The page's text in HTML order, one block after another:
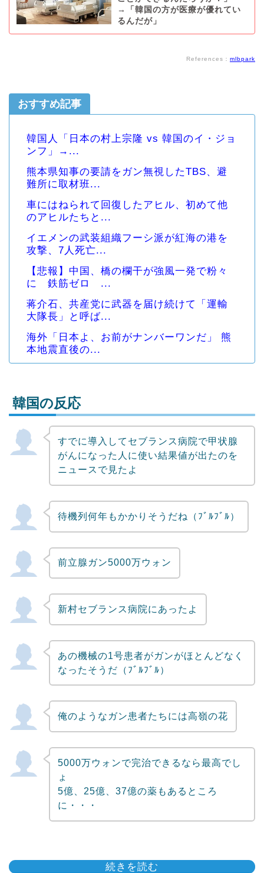
→「韓国の方が医療が優れてい
るんだが」
References： mlbpark
おすすめ記事
韓国人「日本の村上宗隆 vs 韓国のイ・ジョ
ンフ」→...
熊本県知事の要請をガン無視したTBS、避
難所に取材班...
車にはねられて回復したアヒル、初めて他
のアヒルたちと...
イエメンの武装組織フーシ派が紅海の港を
攻撃、7人死亡...
【悲報】中国、橋の欄干が強風一発で粉々
に 鉄筋ゼロ ...
蒋介石、共産党に武器を届け続けて「運輸
大隊長」と呼ば...
海外「日本よ、お前がナンバーワンだ」 熊
本地震直後の...
Powered by livedoor 相互RSS
韓国の反応
すでに導入してセブランス病院で甲状腺
がんになった人に使い結果値が出たのを
ニュースで見たよ
待機列何年もかかりそうだね（ﾌﾞﾙﾌﾞﾙ）
前立腺ガン5000万ウォン
新村セブランス病院にあったよ
あの機械の1号患者がガンがほとんどなく
なったそうだ（ﾌﾞﾙﾌﾞﾙ）
俺のようなガン患者たちには高嶺の花
5000万ウォンで完治できるなら最高でし
ょ
5億、25億、37億の薬もあるところ
に・・・
続きを読む